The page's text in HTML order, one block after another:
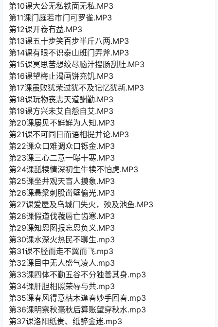
第10课大公无私铁面无私.MP3
第11课门庭若市门可罗雀.MP3
第12课开卷有益.MP3
第13课五十步笑百步半斤八两.MP3
第14课有眼不识泰山班门弄斧.MP3
第15课冥思苦想绞尽脑汁搜肠刮肚.MP3
第16课望梅止渴画饼充饥.MP3
第17课虽败犹荣过犹不及记忆犹新.MP3
第18课玩物丧志天道酬勤.MP3
第19课方兴未艾自怨自艾.MP3
第20课屡见不鲜鲜为人知.MP3
第21课不可同日而语相提并论.MP3
第22课众口难调众口铄金.MP3
第23课三心二意一曝十寒.MP3
第24课舐犊情深初生牛犊不怕虎.MP3
第25课坐井观天盲人摸象.MP3
第26课悬梁刺股凿壁偷光.MP3
第27课爱屋及乌城门失火，殃及池鱼.MP3
第28课假道伐虢唇亡齿寒.MP3
第29课知恩图报忘恩负义.MP3
第30课水深火热民不聊生.mp3
第31课不胫而走不翼而飞.mp3
第32课目中无人盛气凌人.mp3
第33课四体不勤五谷不分独善其身.mp3
第34课肝胆相照荣辱与共.mp3
第35课春风得意枯木逢春妙手回春.mp3
第36课明察秋毫秋后算账望穿秋水.mp3
第37课洛阳纸贵、纸醉金迷.mp3